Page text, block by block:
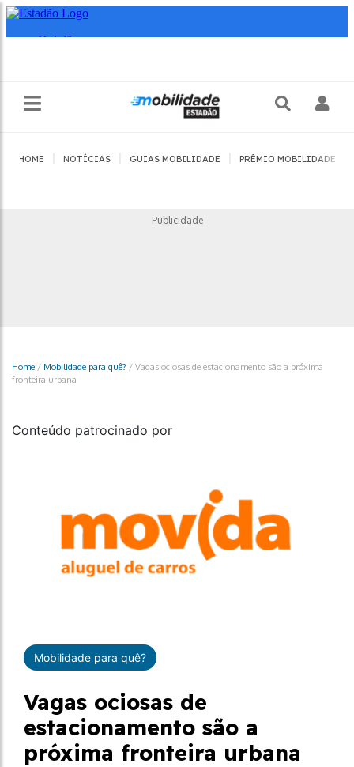
HOME NOTÍCIAS GUIAS MOBILIDADE PRÊMIO MOBILIDADE
Publicidade
Home / Mobilidade para quê? / Vagas ociosas de estacionamento são a próxima
fronteira urbana
Conteúdo patrocinado por
Mobilidade para quê?
Vagas ociosas de
estacionamento são a
próxima fronteira urbana